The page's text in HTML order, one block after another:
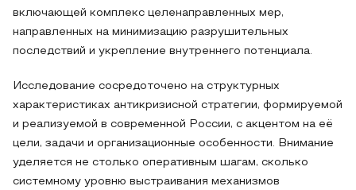
включающей комплекс целенаправленных мер,
направленных на минимизацию разрушительных
последствий и укрепление внутреннего потенциала.
Исследование сосредоточено на структурных
характеристиках антикризисной стратегии, формируемой
и реализуемой в современной России, с акцентом на её
цели, задачи и организационные особенности. Внимание
уделяется не столько оперативным шагам, сколько
системному уровню выстраивания механизмов